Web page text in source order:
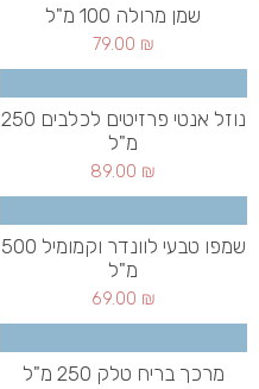
שמן מרולה 100 מ"ל
79.00 ₪
נוזל אנטי פרזיטים לכלבים 250
מ"ל
89.00 ₪
שמפו טבעי לוונדר וקמומיל 500
מ"ל
69.00 ₪
מרכך בריח טלק 250 מ"ל